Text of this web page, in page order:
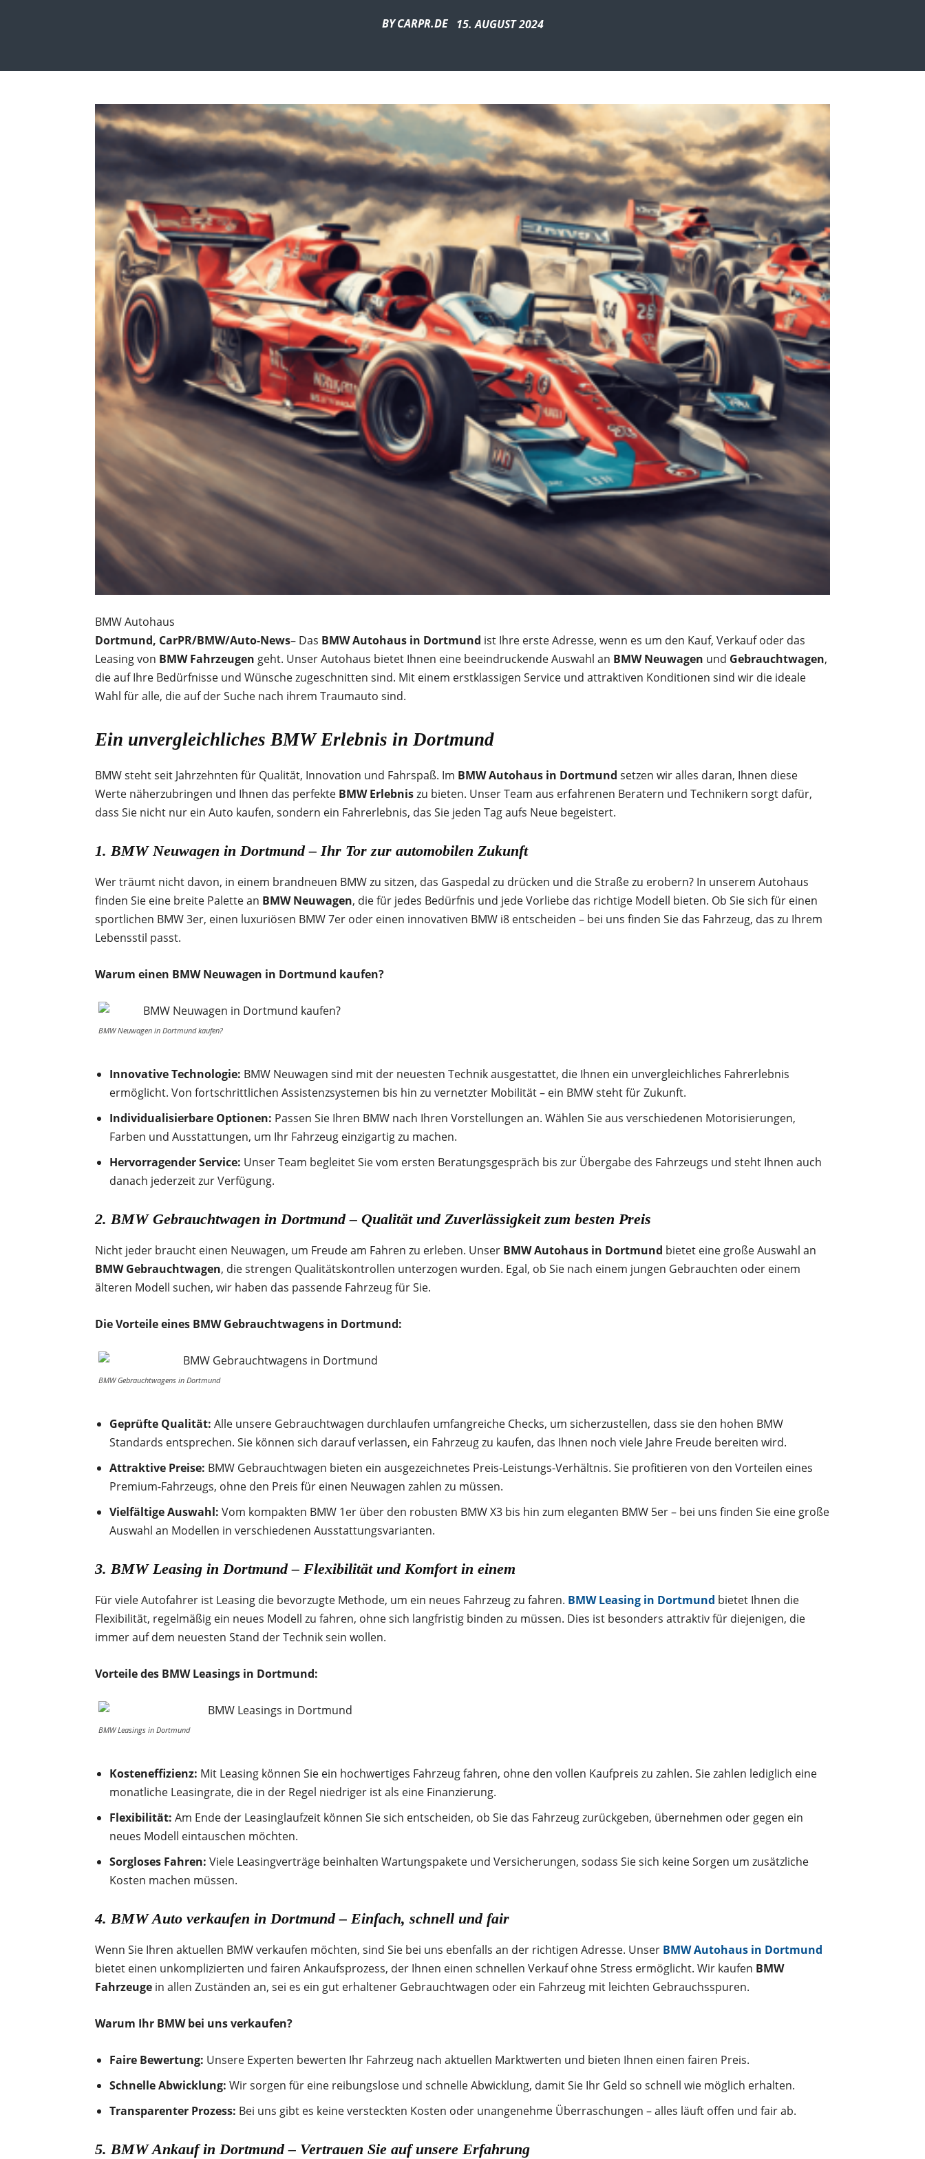
BY CARPR.DE 15. AUGUST 2024
BMW Autohaus
Dortmund, CarPR/BMW/Auto-News– Das BMW Autohaus in Dortmund ist Ihre erste Adresse, wenn es um den Kauf, Verkauf oder das
Leasing von BMW Fahrzeugen geht. Unser Autohaus bietet Ihnen eine beeindruckende Auswahl an BMW Neuwagen und Gebrauchtwagen,
die auf Ihre Bedürfnisse und Wünsche zugeschnitten sind. Mit einem erstklassigen Service und attraktiven Konditionen sind wir die ideale
Wahl für alle, die auf der Suche nach ihrem Traumauto sind.
Ein unvergleichliches BMW Erlebnis in Dortmund
BMW steht seit Jahrzehnten für Qualität, Innovation und Fahrspaß. Im BMW Autohaus in Dortmund setzen wir alles daran, Ihnen diese
Werte näherzubringen und Ihnen das perfekte BMW Erlebniszu bieten. Unser Team aus erfahrenen Beratern und Technikern sorgt dafür,
dass Sie nicht nur ein Auto kaufen, sondern ein Fahrerlebnis, das Sie jeden Tag aufs Neue begeistert.
1. BMW Neuwagen in Dortmund – Ihr Tor zur automobilen Zukunft
Wer träumt nicht davon, in einem brandneuen BMW zu sitzen, das Gaspedal zu drücken und die Straße zu erobern? In unserem Autohaus
finden Sie eine breite Palette an BMW Neuwagen, die für jedes Bedürfnis und jede Vorliebe das richtige Modell bieten. Ob Sie sich für einen
sportlichen BMW 3er, einen luxuriösen BMW 7er oder einen innovativen BMW i8 entscheiden – bei uns finden Sie das Fahrzeug, das zu Ihrem
Lebensstil passt.
Warum einen BMW Neuwagen in Dortmund kaufen?
BMW Neuwagen in Dortmund kaufen?
Innovative Technologie: BMW Neuwagen sind mit der neuesten Technik ausgestattet, die Ihnen ein unvergleichliches Fahrerlebnis
ermöglicht. Von fortschrittlichen Assistenzsystemen bis hin zu vernetzter Mobilität – ein BMW steht für Zukunft.
Individualisierbare Optionen: Passen Sie Ihren BMW nach Ihren Vorstellungen an. Wählen Sie aus verschiedenen Motorisierungen,
Farben und Ausstattungen, um Ihr Fahrzeug einzigartig zu machen.
Hervorragender Service: Unser Team begleitet Sie vom ersten Beratungsgespräch bis zur Übergabe des Fahrzeugs und steht Ihnen auch
danach jederzeit zur Verfügung.
2. BMW Gebrauchtwagen in Dortmund – Qualität und Zuverlässigkeit zum besten Preis
Nicht jeder braucht einen Neuwagen, um Freude am Fahren zu erleben. Unser BMW Autohaus in Dortmund bietet eine große Auswahl an
BMW Gebrauchtwagen, die strengen Qualitätskontrollen unterzogen wurden. Egal, ob Sie nach einem jungen Gebrauchten oder einem
älteren Modell suchen, wir haben das passende Fahrzeug für Sie.
Die Vorteile eines BMW Gebrauchtwagens in Dortmund:
BMW Gebrauchtwagens in Dortmund
Geprüfte Qualität: Alle unsere Gebrauchtwagen durchlaufen umfangreiche Checks, um sicherzustellen, dass sie den hohen BMW
Standards entsprechen. Sie können sich darauf verlassen, ein Fahrzeug zu kaufen, das Ihnen noch viele Jahre Freude bereiten wird.
Attraktive Preise: BMW Gebrauchtwagen bieten ein ausgezeichnetes Preis-Leistungs-Verhältnis. Sie profitieren von den Vorteilen eines
Premium-Fahrzeugs, ohne den Preis für einen Neuwagen zahlen zu müssen.
Vielfältige Auswahl: Vom kompakten BMW 1er über den robusten BMW X3 bis hin zum eleganten BMW 5er – bei uns finden Sie eine große
Auswahl an Modellen in verschiedenen Ausstattungsvarianten.
3. BMW Leasing in Dortmund – Flexibilität und Komfort in einem
Für viele Autofahrer ist Leasing die bevorzugte Methode, um ein neues Fahrzeug zu fahren. BMW Leasing in Dortmund bietet Ihnen die
Flexibilität, regelmäßig ein neues Modell zu fahren, ohne sich langfristig binden zu müssen. Dies ist besonders attraktiv für diejenigen, die
immer auf dem neuesten Stand der Technik sein wollen.
Vorteile des BMW Leasings in Dortmund:
BMW Leasings in Dortmund
Kosteneffizienz: Mit Leasing können Sie ein hochwertiges Fahrzeug fahren, ohne den vollen Kaufpreis zu zahlen. Sie zahlen lediglich eine
monatliche Leasingrate, die in der Regel niedriger ist als eine Finanzierung.
Flexibilität: Am Ende der Leasinglaufzeit können Sie sich entscheiden, ob Sie das Fahrzeug zurückgeben, übernehmen oder gegen ein
neues Modell eintauschen möchten.
Sorgloses Fahren: Viele Leasingverträge beinhalten Wartungspakete und Versicherungen, sodass Sie sich keine Sorgen um zusätzliche
Kosten machen müssen.
4. BMW Auto verkaufen in Dortmund – Einfach, schnell und fair
Wenn Sie Ihren aktuellen BMW verkaufen möchten, sind Sie bei uns ebenfalls an der richtigen Adresse. Unser BMW Autohaus in Dortmund
bietet einen unkomplizierten und fairen Ankaufsprozess, der Ihnen einen schnellen Verkauf ohne Stress ermöglicht. Wir kaufen BMW
Fahrzeuge in allen Zuständen an, sei es ein gut erhaltener Gebrauchtwagen oder ein Fahrzeug mit leichten Gebrauchsspuren.
Warum Ihr BMW bei uns verkaufen?
Faire Bewertung: Unsere Experten bewerten Ihr Fahrzeug nach aktuellen Marktwerten und bieten Ihnen einen fairen Preis.
Schnelle Abwicklung: Wir sorgen für eine reibungslose und schnelle Abwicklung, damit Sie Ihr Geld so schnell wie möglich erhalten.
Transparenter Prozess: Bei uns gibt es keine versteckten Kosten oder unangenehme Überraschungen – alles läuft offen und fair ab.
5. BMW Ankauf in Dortmund – Vertrauen Sie auf unsere Erfahrung